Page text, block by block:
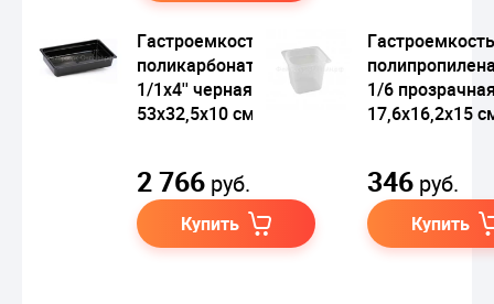
Гастроемкость из
поликарбоната GN
1/1х4'' черная,
53х32,5х10 см
2 766 руб.
Купить
1/6
17,6х16,2х15
346 руб.
Купить